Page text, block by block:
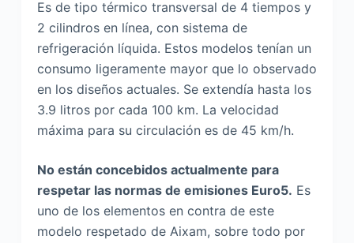
Es de tipo térmico transversal de 4 tiempos y
2 cilindros en línea, con sistema de
refrigeración líquida. Estos modelos tenían un
consumo ligeramente mayor que lo observado
en los diseños actuales. Se extendía hasta los
3.9 litros por cada 100 km. La velocidad
máxima para su circulación es de 45 km/h.
No están concebidos actualmente para
respetar las normas de emisiones Euro5. Es
uno de los elementos en contra de este
modelo respetado de Aixam, sobre todo por